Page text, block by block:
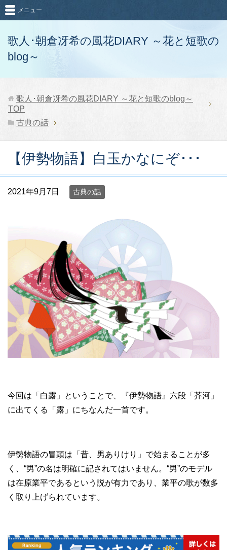
歌人･朝倉冴希の風花DIARY ～花と短歌の
blog～
メニュー
歌人･朝倉冴希の風花DIARY ～花と短歌のblog～
TOP
古典の話
【伊勢物語】白玉かなにぞ･･･
2021年9月7日 古典の話
今回は「白露」ということで、『伊勢物語』六段「芥河」
に出てくる「露」にちなんだ一首です。
伊勢物語の冒頭は「昔、男ありけり」で始まることが多
く、“男”の名は明確に記されてはいません。“男”のモデル
は在原業平であるという説が有力であり、業平の歌が数多
く取り上げられています。